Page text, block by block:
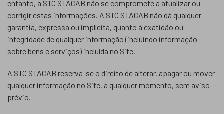
entanto, a STC STACAB não se compromete a atualizar ou
corrigir estas informações. A STC STACAB não dá qualquer
garantia, expressa ou implícita, quanto à exatidão ou
integridade de qualquer informação (incluindo informação
sobre bens e serviços) incluída no Site.
A STC STACAB reserva-se o direito de alterar, apagar ou mover
qualquer informação no Site, a qualquer momento, sem aviso
prévio.